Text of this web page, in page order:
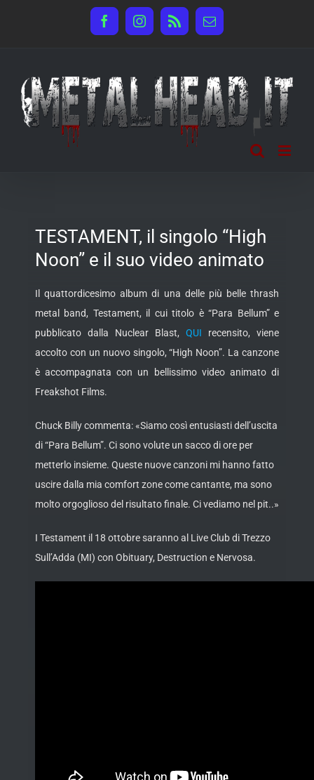
FacebookInstagram
Rss Email
TESTAMENT, il singolo “High
Noon” e il suo video animato
Il quattordicesimo album di una delle più belle thrash
metal band, Testament, il cui titolo è “Para Bellum” e
pubblicato dalla Nuclear Blast, QUI recensito, viene
accolto con un nuovo singolo, “High Noon”. La canzone
è accompagnata con un bellissimo video animato di
Freakshot Films.
Chuck Billy commenta: «Siamo così entusiasti dell’uscita
di “Para Bellum”. Ci sono volute un sacco di ore per
metterlo insieme. Queste nuove canzoni mi hanno fatto
uscire dalla mia comfort zone come cantante, ma sono
molto orgoglioso del risultato finale. Ci vediamo nel pit..»
I Testament il 18 ottobre saranno al Live Club di Trezzo
Sull’Adda (MI) con Obituary, Destruction e Nervosa.